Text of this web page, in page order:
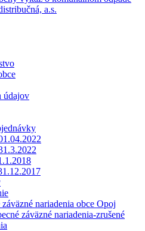
a.s.
údajov
nariadenia obce Opoj
záväzné nariadenia-zrušené